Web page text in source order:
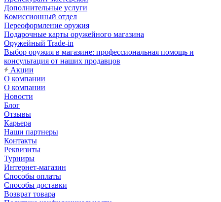
Дополнительные услуги
Комиссионный отдел
Переоформление оружия
Подарочные карты оружейного магазина
Оружейный Trade-in
Выбор оружия в магазине: профессиональная помощь и
консультация от наших продавцов
Акции
О компании
О компании
Новости
Блог
Отзывы
Карьера
Наши партнеры
Контакты
Реквизиты
Турниры
Интернет-магазин
Способы оплаты
Способы доставки
Возврат товара